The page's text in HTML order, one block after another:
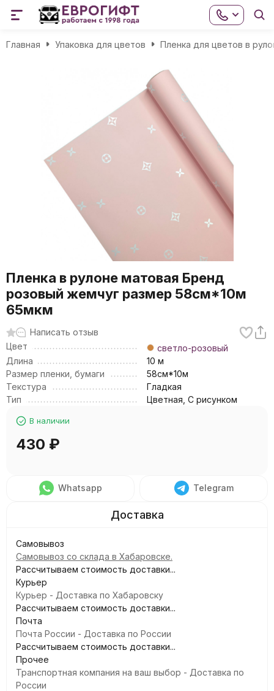
Главная Упаковка для цветов Пленка для цветов в
Пленка в рулоне матовая Бренд
розовый жемчуг размер 58см*10м
65мкм
Написать отзыв
Цвет
светло-розовый
Длина
10 м
Размер пленки, бумаги
58см*10м
Текстура
Гладкая
Тип
Цветная, С рисунком
В наличии
430 ₽
Whatsapp Telegram
Самовывоз
Самовывоз со склада в Хабаровске.
Рассчитываем стоимость доставки...
Курьер
Курьер - Доставка по Хабаровску
Рассчитываем стоимость доставки...
Почта
Почта России - Доставка по России
Рассчитываем стоимость доставки...
Прочее
Транспортная компания на ваш выбор - Доставка по
России